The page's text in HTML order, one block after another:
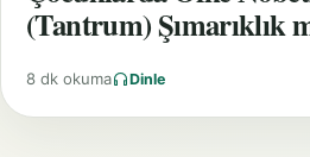
(Tantrum) Şımarıklık
8 dk okuma Dinle